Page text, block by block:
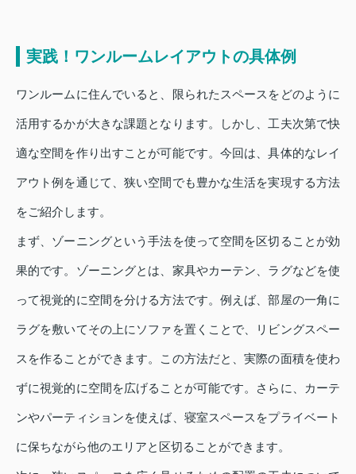
実践！ワンルームレイアウトの具体例
ワンルームに住んでいると、限られたスペースをどのように
活用するかが大きな課題となります。しかし、工夫次第で快
適な空間を作り出すことが可能です。今回は、具体的なレイ
アウト例を通じて、狭い空間でも豊かな生活を実現する方法
をご紹介します。
まず、ゾーニングという手法を使って空間を区切ることが効
果的です。ゾーニングとは、家具やカーテン、ラグなどを使
って視覚的に空間を分ける方法です。例えば、部屋の一角に
ラグを敷いてその上にソファを置くことで、リビングスペー
スを作ることができます。この方法だと、実際の面積を使わ
ずに視覚的に空間を広げることが可能です。さらに、カーテ
ンやパーティションを使えば、寝室スペースをプライベート
に保ちながら他のエリアと区切ることができます。